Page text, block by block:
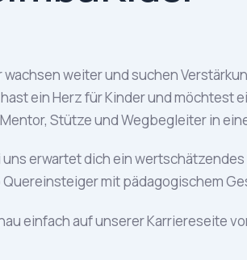
wachsen weiter und suchen
ein Herz für Kinder und möchtest
Stütze und Wegbegleiter in
uns erwartet dich ein
Quereinsteiger mit pädagogischem
einfach auf unserer Karriereseite